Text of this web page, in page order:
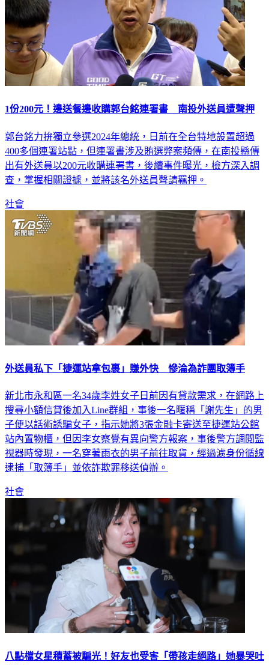
1份200元！邊送餐邊收購郭台銘連署書 南投外送員遭聲押
郭台銘力拚獨立參選2024年總統，日前在全台特地設置超過
400多個連署站點，但連署書涉及賄選弊案頻傳，在南投縣傳
出有外送員以200元收購連署書，後續事件曝光，檢方深入調
查，掌握相關證據，並將該名外送員聲請羈押。
社會
外送員私下「捷運站拿包裹」賺外快 慘淪為詐團取簿手
新北市永和區一名34歲李姓女子日前因有貸款需求，在網路上
搜尋小額信貸後加入Line群組，事後一名暱稱「謝先生」的男
子便以話術誘騙女子，指示她將3張金融卡寄送至捷運站公館
站內置物櫃，但因李女察覺有異向警方報案，事後警方調閱監
視器時發現，一名穿著雨衣的男子前往取貨，經過濾身份循線
逮捕「取簿手」並依詐欺罪移送偵辦。
社會
八點檔女星積蓄被騙光！好友也受害「帶孩走絕路」她暴哭吐